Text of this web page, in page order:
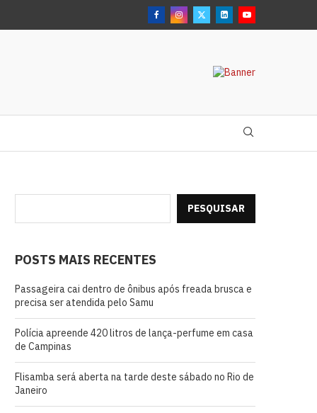
PESQUISAR
POSTS MAIS RECENTES
Passageira cai dentro de ônibus após freada brusca e
precisa ser atendida pelo Samu
Polícia apreende 420 litros de lança-perfume em casa
de Campinas
Flisamba será aberta na tarde deste sábado no Rio de
Janeiro